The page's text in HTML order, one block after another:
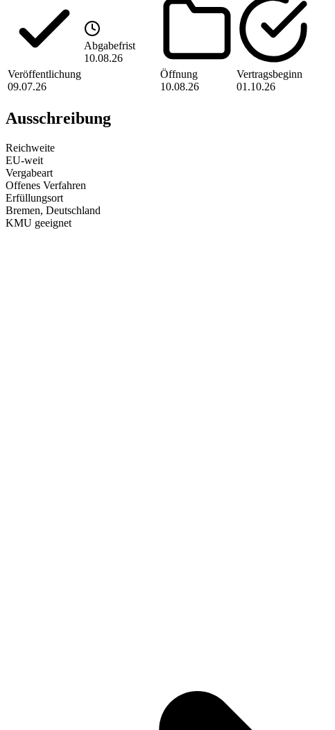
Veröffentlichung
09.07.26
Abgabefrist
10.08.26
Öffnung
10.08.26
Vertragsbeginn
01.10.26
Ausschreibung
Reichweite
EU-weit
Vergabeart
Offenes Verfahren
Erfüllungsort
Bremen, Deutschland
KMU geeignet